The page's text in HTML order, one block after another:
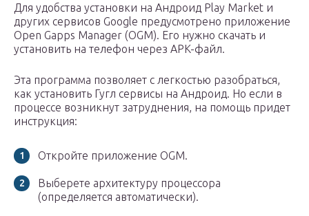
Для удобства установки на Андроид Play Market и
других сервисов Google предусмотрено приложение
Open Gapps Manager (OGM). Его нужно скачать и
установить на телефон через APK-файл.
Эта программа позволяет с легкостью разобраться,
как установить Гугл сервисы на Андроид. Но если в
процессе возникнут затруднения, на помощь придет
инструкция:
Откройте приложение OGM.
Выберете архитектуру процессора
(определяется автоматически).